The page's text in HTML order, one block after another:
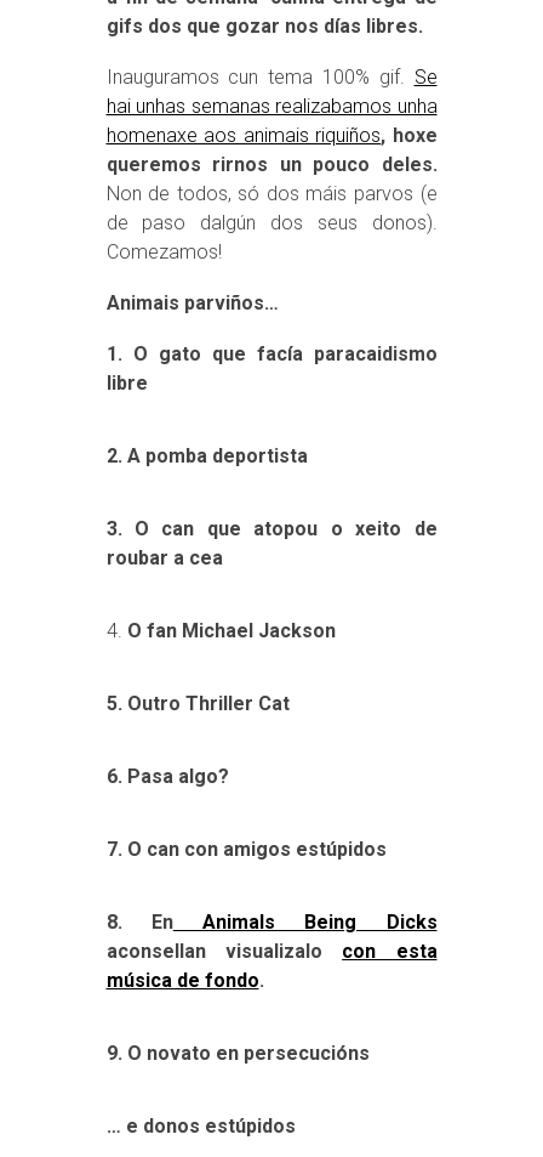
gifs dos que gozar nos días libres.
Inauguramos cun tema 100% gif. Se
hai unhas semanas realizabamos unha
homenaxe aos animais riquiños, hoxe
queremos rirnos un pouco deles.
Non de todos, só dos máis parvos (e
de paso dalgún dos seus donos).
Comezamos!
Animais parviños…
1. O gato que facía paracaidismo
libre
2. A pomba deportista
3. O can que atopou o xeito de
roubar a cea
4. O fan Michael Jackson
5. Outro Thriller Cat
6. Pasa algo?
7. O can con amigos estúpidos
8. EnAnimals Being Dicks
aconsellan visualizalo con esta
música de fondo.
9. O novato en persecucións
… e donos estúpidos